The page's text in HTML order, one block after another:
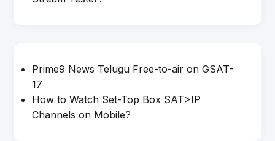
Prime9 News Telugu Free-to-air on GSAT-
17
How to Watch Set-Top Box SAT>IP
Channels on Mobile?